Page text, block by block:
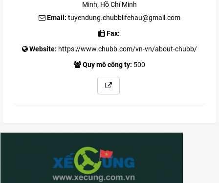
Minh, Hồ Chí Minh
Email: tuyendung.chubblifehau@gmail.com
Fax:
Website: https://www.chubb.com/vn-vn/about-chubb/
Quy mô công ty: 500